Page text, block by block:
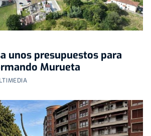
unos presupuestos para
Murueta